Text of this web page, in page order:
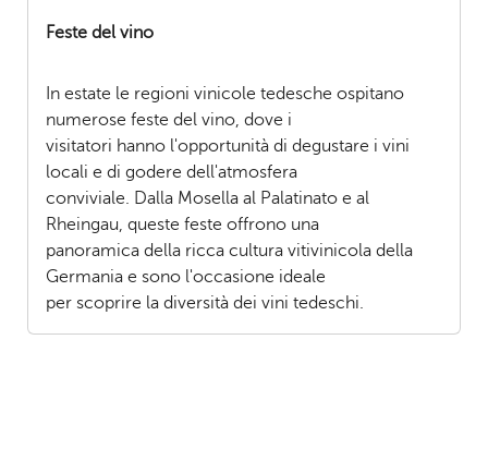
Feste del vino
In estate le regioni vinicole tedesche ospitano
numerose feste del vino, dove i
visitatori hanno l'opportunità di degustare i vini
locali e di godere dell'atmosfera
conviviale. Dalla Mosella al Palatinato e al
Rheingau, queste feste offrono una
panoramica della ricca cultura vitivinicola della
Germania e sono l'occasione ideale
per scoprire la diversità dei vini tedeschi.